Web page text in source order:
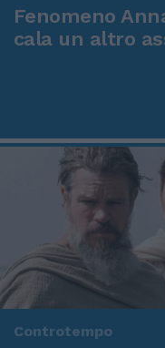
Fenomeno
cala un altro
Controtempo